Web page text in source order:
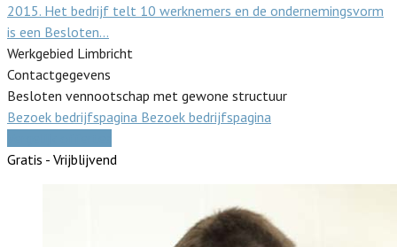
2015. Het bedrijf telt 10 werknemers en de ondernemingsvorm
is een Besloten…
Werkgebied Limbricht
Contactgegevens
Besloten vennootschap met gewone structuur
Bezoek bedrijfspagina Bezoek bedrijfspagina
Gratis - Vrijblijvend